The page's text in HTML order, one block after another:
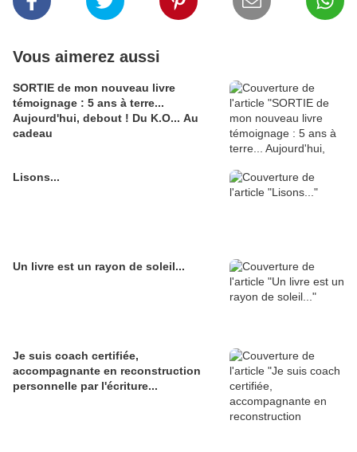
Vous aimerez aussi
SORTIE de mon nouveau livre
témoignage : 5 ans à terre...
Aujourd'hui, debout ! Du K.O... Au
cadeau
Lisons...
Un livre est un rayon de soleil...
Je suis coach certifiée,
accompagnante en reconstruction
personnelle par l'écriture...